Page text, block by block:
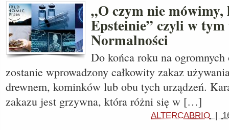
„O czym nie
Epsteinie” czyli w
Normalności
Do końca roku na
zostanie wprowadzony całkowity zakaz
drewnem, kominków lub obu tych urządzeń.
zakazu jest grzywna, która różni się w […]
ALTERCABRIO |